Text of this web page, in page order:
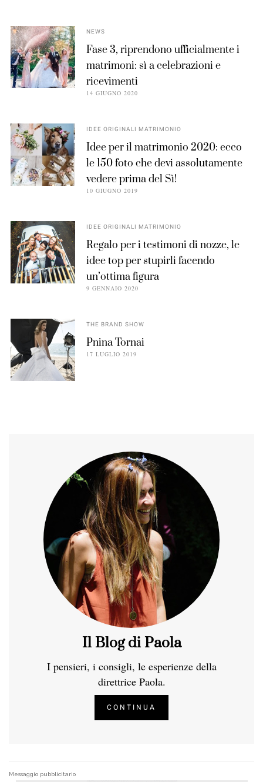
NEWS
Fase 3, riprendono ufficialmente i
matrimoni: sì a celebrazioni e
ricevimenti
14 GIUGNO 2020
IDEE ORIGINALI MATRIMONIO
Idee per il matrimonio 2020: ecco
le 150 foto che devi assolutamente
vedere prima del Sì!
10 GIUGNO 2019
IDEE ORIGINALI MATRIMONIO
Regalo per i testimoni di nozze, le
idee top per stupirli facendo
un’ottima figura
9 GENNAIO 2020
THE BRAND SHOW
Pnina Tornai
17 LUGLIO 2019
Il Blog di Paola
I pensieri, i consigli, le esperienze della
direttrice Paola.
CONTINUA
Messaggio pubblicitario